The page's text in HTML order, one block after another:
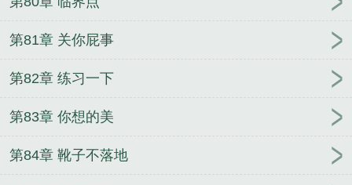
第81章 关你屁事
第82章 练习一下
第83章 你想的美
第84章 靴子不落地